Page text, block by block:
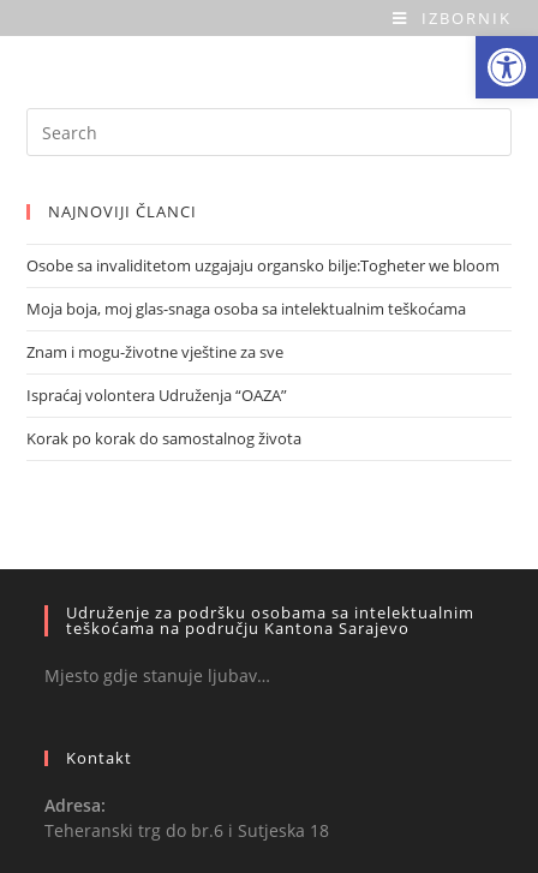
Open toolbar
to O
z
a
H
o
m
e
IZBORNIK
NAJNOVIJI ČLANCI
Osobe sa invaliditetom uzgajaju organsko bilje:Togheter we bloom
Moja boja, moj glas-snaga osoba sa intelektualnim teškoćama
Znam i mogu-životne vještine za sve
Ispraćaj volontera Udruženja “OAZA”
Korak po korak do samostalnog života
Udruženje za podršku osobama sa intelektualnim
teškoćama na području Kantona Sarajevo
Mjesto gdje stanuje ljubav…
Kontakt
Adresa:
Teheranski trg do br.6 i Sutjeska 18